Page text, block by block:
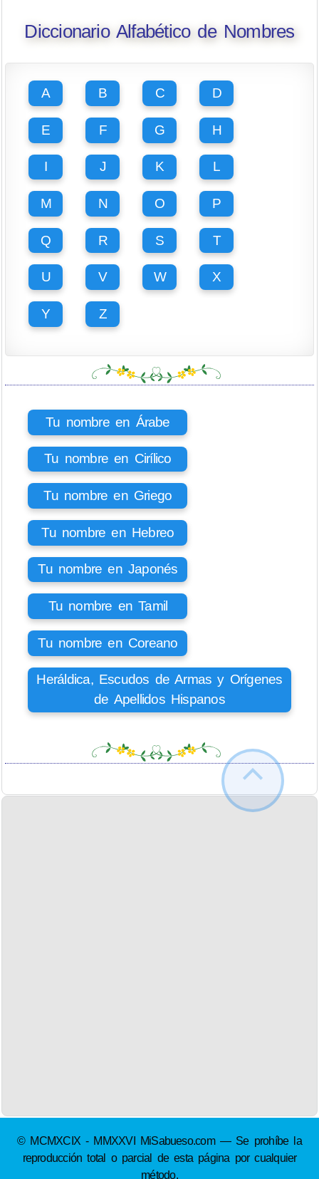
Diccionario Alfabético de Nombres
A B C D
E F G H
I J K L
M N O P
Q R S T
U V W X
Y Z
Tu nombre en Árabe
Tu nombre en Cirílico
Tu nombre en Griego
Tu nombre en Hebreo
Tu nombre en Japonés
Tu nombre en Tamil
Tu nombre en Coreano
Heráldica, Escudos de Armas y Orígenes
de Apellidos Hispanos
© MCMXCIX - MMXXVI MiSabueso.com — Se prohíbe la
reproducción total o parcial de esta página por cualquier
método.